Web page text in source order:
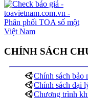
CHÍNH SÁCH
Chính sách bảo
Chính sách đại
Chương trình